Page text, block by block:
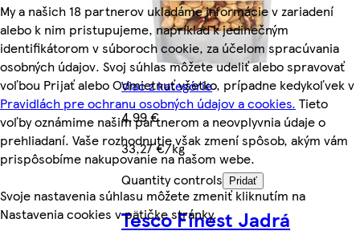
My a našich 18 partnerov ukladáme informácie v zariadení
alebo k nim pristupujeme, napríklad k jedinečným
identifikátorom v súboroch cookie, za účelom spracúvania
osobných údajov. Svoj súhlas môžete udeliť alebo spravovať
voľbou Prijať alebo Odmietnuť všetko, prípadne kedykoľvek v
Pravidlách pre ochranu osobných údajov a cookies. Tieto
voľby oznámime našim partnerom a neovplyvnia údaje o
prehliadaní. Vaše rozhodnutie však zmení spôsob, akým vám
prispôsobíme nakupovanie na našom webe.
Svoje nastavenia súhlasu môžete zmeniť kliknutím na
Nastavenia cookies v pätičke stránky.
Viac z kategórie
4,99 €
33,27 €/kg
Quantity controls Pridať
Tesco Finest Jadrá